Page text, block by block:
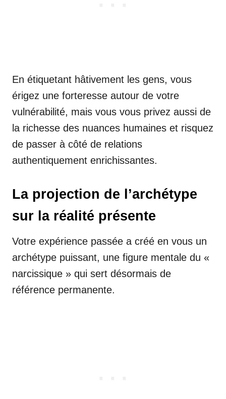
En étiquetant hâtivement les gens, vous
érigez une forteresse autour de votre
vulnérabilité, mais vous vous privez aussi de
la richesse des nuances humaines et risquez
de passer à côté de relations
authentiquement enrichissantes.
La projection de l’archétype
sur la réalité présente
Votre expérience passée a créé en vous un
archétype puissant, une figure mentale du «
narcissique » qui sert désormais de
référence permanente.